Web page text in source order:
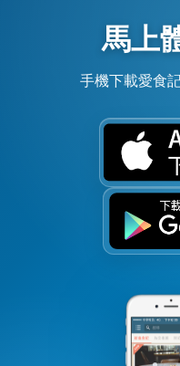
馬上
手機下載愛食